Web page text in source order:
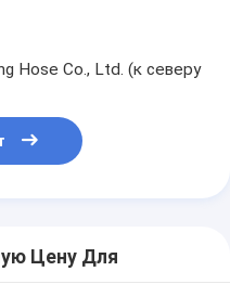
Hose Co., Ltd. (к северу
Цену Для